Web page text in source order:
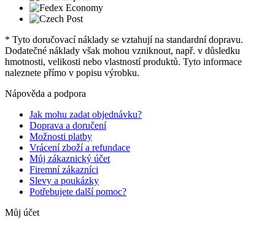
* Tyto doručovací náklady se vztahují na standardní dopravu.
Dodatečné náklady však mohou vzniknout, např. v důsledku
hmotnosti, velikosti nebo vlastností produktů. Tyto informace
naleznete přímo v popisu výrobku.
Nápověda a podpora
Jak mohu zadat objednávku?
Doprava a doručení
Možnosti platby
Vrácení zboží a refundace
Můj zákaznický účet
Firemní zákazníci
Slevy a poukázky
Potřebujete další pomoc?
Můj účet